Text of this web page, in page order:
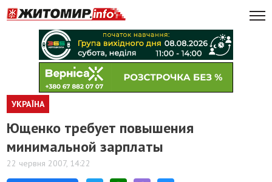
УКРАЇНА
Ющенко требует повышения
минимальной зарплаты
22 червня 2007, 14:22